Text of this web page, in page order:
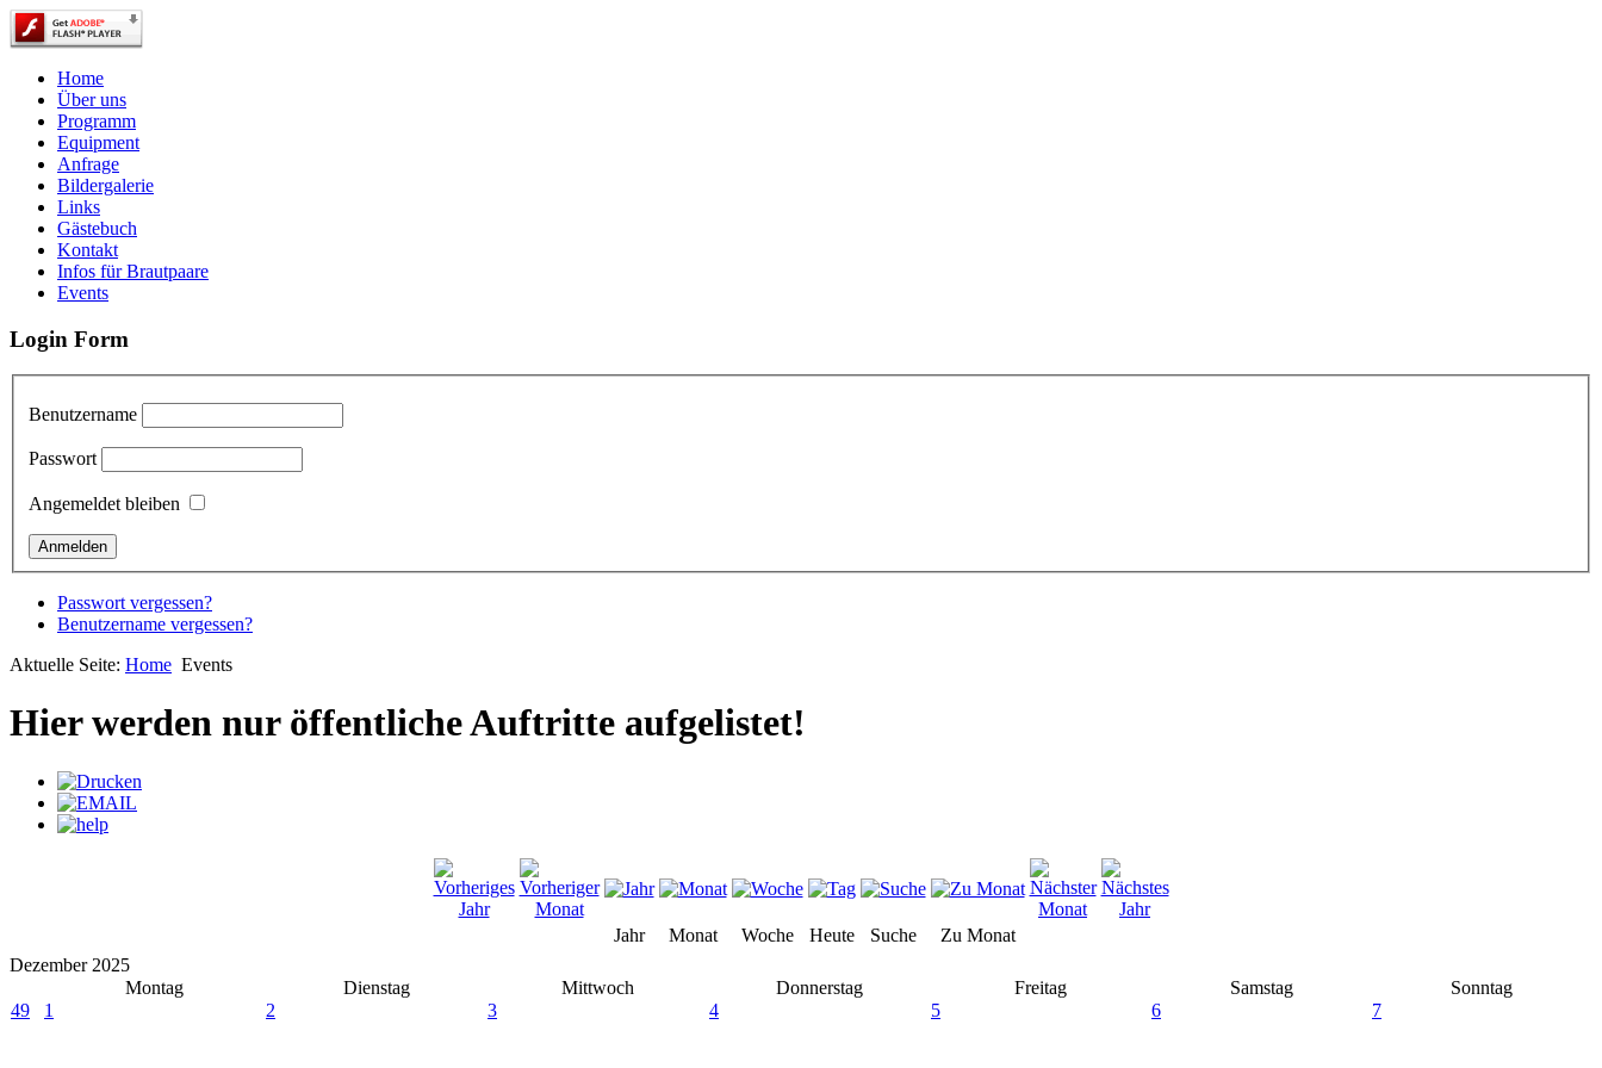
Home
Über uns
Programm
Equipment
Anfrage
Bildergalerie
Links
Gästebuch
Kontakt
Infos für Brautpaare
Events
Login Form
Benutzername
Passwort
Angemeldet bleiben
Passwort vergessen?
Benutzername vergessen?
Aktuelle Seite: Home Events
Hier werden nur öffentliche Auftritte aufgelistet!
Jahr Monat Woche Heute Suche
Zu Monat
Dezember 2025
Montag
Dienstag Mittwoch Donnerstag Freitag Samstag
Sonntag
49
1 2 3 4 5 6 7